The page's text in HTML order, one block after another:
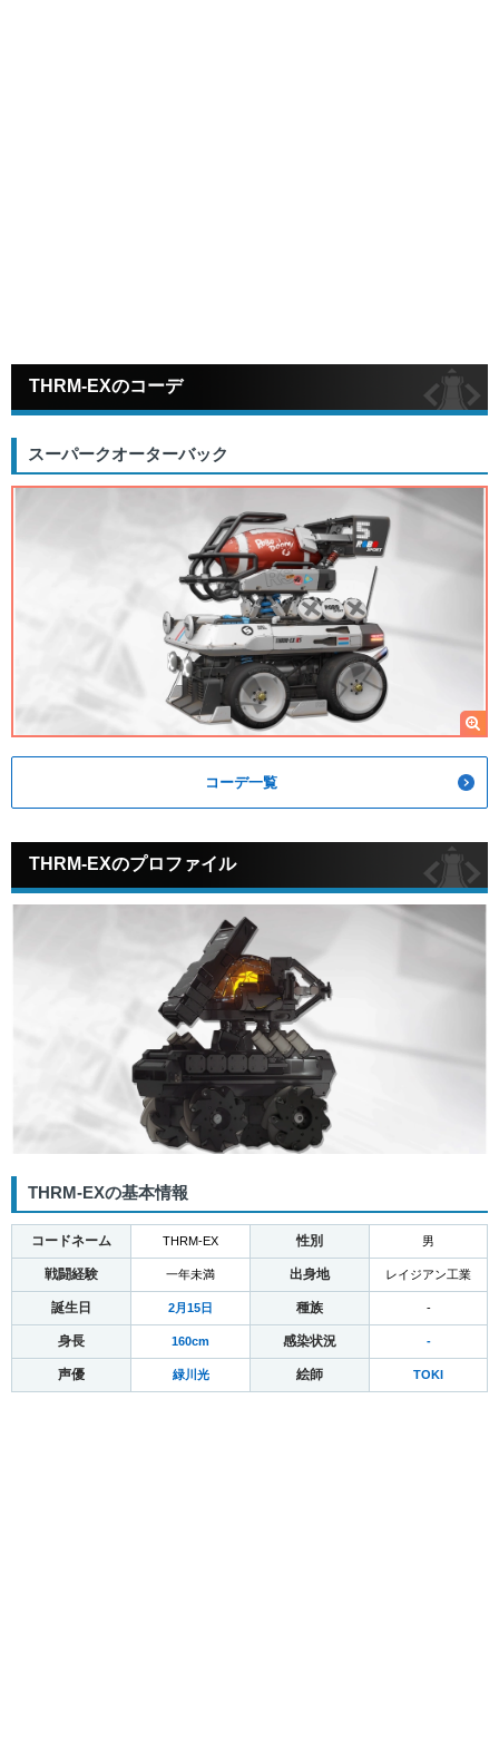
THRM-EXのコーデ
スーパークオーターバック
コーデ一覧
THRM-EXのプロファイル
THRM-EXの基本情報
コードネーム THRM-EX 性別 男
戦闘経験 一年未満 出身地 レイジアン工業
誕生日 2月15日 種族 -
身長 160cm 感染状況 -
声優 緑川光 絵師 TOKI